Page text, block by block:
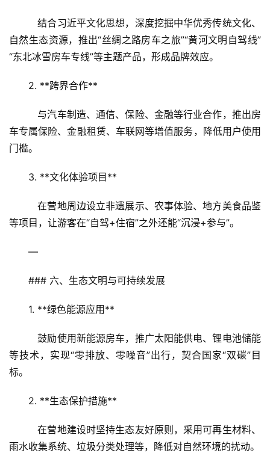
兴
A
登录 注册
   结合习近平文化思想，深度挖掘中华优秀传统文化、
自然生态资源，推出“丝绸之路房车之旅”“黄河文明自驾线”
“东北冰雪房车专线”等主题产品，形成品牌效应。
2. **跨界合作**
车专属保险、金融租赁、车联网等增值服务，降低用户使用
门槛。
3. **文化体验项目**
   在营地周边设立非遗展示、农事体验、地方美食品鉴
等项目，让游客在“自驾+住宿”之外还能“沉浸+参与”。
—
### 六、生态文明与可持续发展
1. **绿色能源应用**
   鼓励使用新能源房车，推广太阳能供电、锂电池储能
等技术，实现“零排放、零噪音”出行，契合国家“双碳”目
标。
2. **生态保护措施**
   在营地建设时坚持生态友好原则，采用可再生材料、